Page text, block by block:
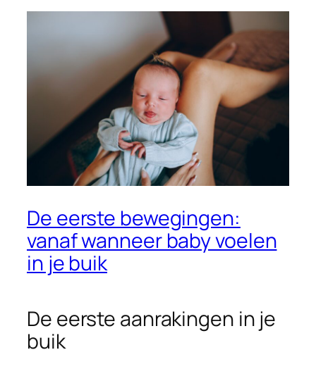
De eerste bewegingen:
vanaf wanneer baby voelen
in je buik
De eerste aanrakingen in je
buik